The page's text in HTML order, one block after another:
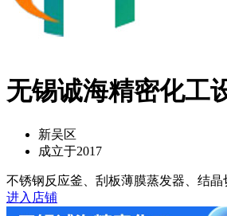
无锡诚海精密化工
新吴区
成立于2017
不锈钢反应釜、刮板薄膜蒸发器、结
进入店铺